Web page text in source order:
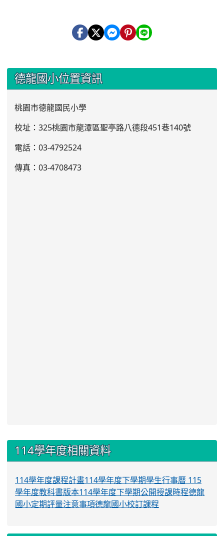
::: 德龍國小位置資訊
桃園市德龍國民小學
校址：325桃園市龍潭區聖亭路八德段451巷140號
電話：03-4792524
傳真：03-4708473
::: 114學年度相關資料
114學年度課程計畫114學年度下學期學生行事曆 115
學年度教科書版本114學年度下學期公開授課時程德龍
國小定期評量注意事項德龍國小校訂課程